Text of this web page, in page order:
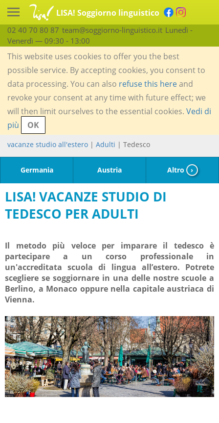
LISA! Soggiorno linguistico
02 40 70 80 87 team@soggiorno-linguistico.it Lunedì -
Venerdì — 09:30 - 13:00
This website uses cookies to offer you the best
possible service. By accepting cookies, you consent to
data processing. You can also refuse this hereand
revoke your consent at any time with future effect; we
will then limit ourselves to the essential cookies. Vedi di
più
OK
vacanze studio all'estero | Adulti | Tedesco
Germania Austria Altro ›
LISA! VACANZE STUDIO DI
TEDESCO PER ADULTI
Il metodo più veloce per imparare il tedesco è
partecipare a un corso professionale in
un'accreditata scuola di lingua all’estero. Potrete
scegliere se soggiornare in una delle nostre scuole a
Berlino, a Monaco oppure nella capitale austriaca di
Vienna.